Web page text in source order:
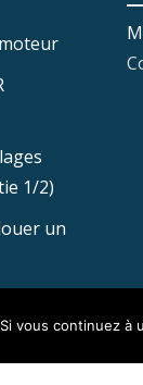
1/2)
un
vous continuez